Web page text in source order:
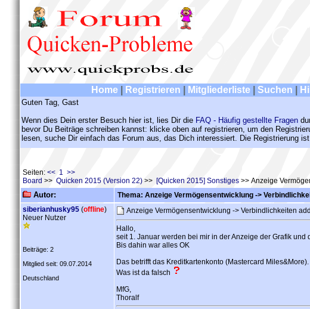
Home Registrieren Mitgliederliste Suchen
Guten Tag, Gast
Wenn dies Dein erster Besuch hier ist, lies Dir die FAQ - Häufig gestellte Fragen
bevor Du Beiträge schreiben kannst: klicke oben auf registrieren, um den
lesen, suche Dir einfach das Forum aus, das Dich interessiert. Die Registrierung
Seiten: << 1 >>
Board >> Quicken 2015 (Version 22) >> [Quicken 2015] Sonstiges >> Anzeige
Autor:
Thema: Anzeige Vermögensentwicklung ->
siberianhusky95 (offline)
Neuer Nutzer
Beiträge: 2
Mitglied seit: 09.07.2014
Deutschland
Anzeige Vermögensentwicklung -> Verbindlichkeiten
Hallo,
seit 1. Januar werden bei mir in der Anzeige der Grafik
Bis dahin war alles OK
Das betrifft das Kreditkartenkonto (Mastercard Miles&More).
Was ist da falsch
MfG,
Thoralf